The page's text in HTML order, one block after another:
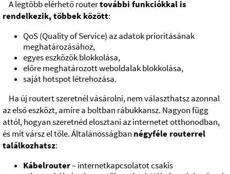
A legtöbb elérhető routertovábbi funkciókkal is
rendelkezik, többek között:
QoS (Quality of Service) az adatok prioritásának
meghatározásához,
egyes eszközök blokkolása,
előre meghatározott weboldalak blokkolása,
saját hotspot létrehozása.
Ha új routert szeretnél vásárolni, nem választhatsz azonnal
az első eszközt, amire a boltban rábukkansz. Nagyon függ
attól, hogyan szeretnéd elosztani az internetet otthonodban,
és mit vársz el tőle. Általánosságban négyféle routerrel
találkozhatsz:
Kábelrouter– internetkapcsolatot csakis